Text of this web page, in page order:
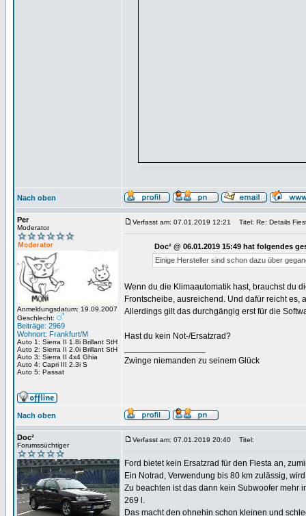
Nach oben
Per
Moderator
Anmeldungsdatum: 19.09.2007
Geschlecht:
Beiträge: 2969
Wohnort: Frankfurt/M
Auto 1: Sierra II 1.8i Brillant StH
Auto 2: Sierra II 2.0i Brillant StH
Auto 3: Sierra II 4x4 Ghia
Auto 4: Capri III 2.3i S
Auto 5: Passat
Verfasst am: 07.01.2019 12:21 Titel: Re: Details
Doc² @ 06.01.2019 15:49 hat folgendes
Einige Hersteller sind schon dazu über
Wenn du die Klimaautomatik hast, brauchst du
Frontscheibe, ausreichend. Und dafür reicht es,
Allerdings gilt das durchgängig erst für die
Hast du kein Not-/Ersatzrad?
Zwinge niemanden zu seinem Glück
Nach oben
Doc²
Forumssüchtiger
Verfasst am: 07.01.2019 20:40 Titel:
Ford bietet kein Ersatzrad für den Fiesta an,
Ein Notrad, Verwendung bis 80 km zulässig,
Zu beachten ist das dann kein Subwoofer mehr
269 l.
Das macht den ohnehin schon kleinen und